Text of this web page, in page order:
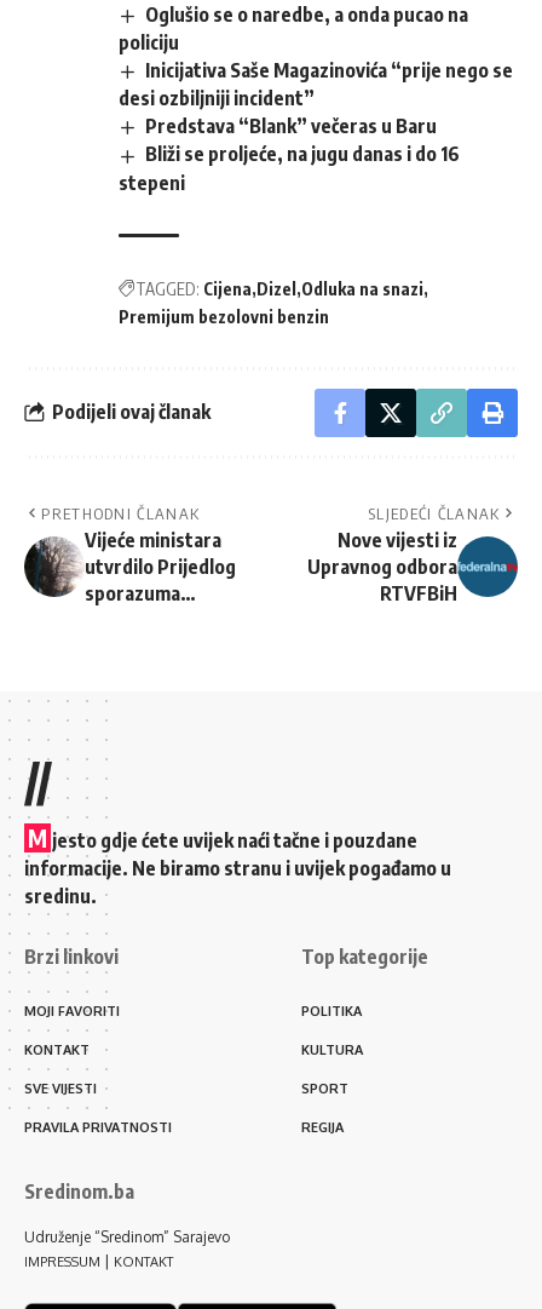
Oglušio se o naredbe, a onda pucao na
policiju
Inicijativa Saše Magazinovića “prije nego se
desi ozbiljniji incident”
Predstava “Blank” večeras u Baru
Bliži se proljeće, na jugu danas i do 16
stepeni
TAGGED: Cijena Dizel Odluka na snazi
Premijum bezolovni benzin
Podijeli ovaj članak
PRETHODNI ČLANAK
Vijeće ministara
utvrdilo Prijedlog
sporazuma…
SLJEDEĆI ČLANAK
Nove vijesti iz
Upravnog odbora
RTVFBiH
//
M jesto gdje ćete uvijek naći tačne i pouzdane
informacije. Ne biramo stranu i uvijek pogađamo u
sredinu.
Brzi linkovi
MOJI FAVORITI
KONTAKT
SVE VIJESTI
PRAVILA PRIVATNOSTI
Top kategorije
POLITIKA
KULTURA
SPORT
REGIJA
Sredinom.ba
Udruženje “Sredinom” Sarajevo
IMPRESSUM | KONTAKT